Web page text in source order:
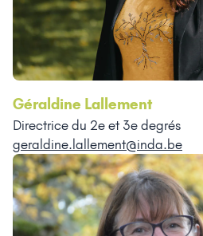
Géraldine Lallement
Directrice du 2e et 3e degrés
geraldine.lallement@inda.be